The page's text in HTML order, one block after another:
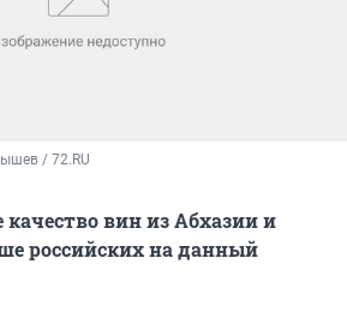
вальполичелла, гарнача в
легкотелые красные вина).
винами с остаточным
гри, торронтес).
вина — розовые вина
отлично
/ 72.RU
качество вин из Абхазии и
российских на данный